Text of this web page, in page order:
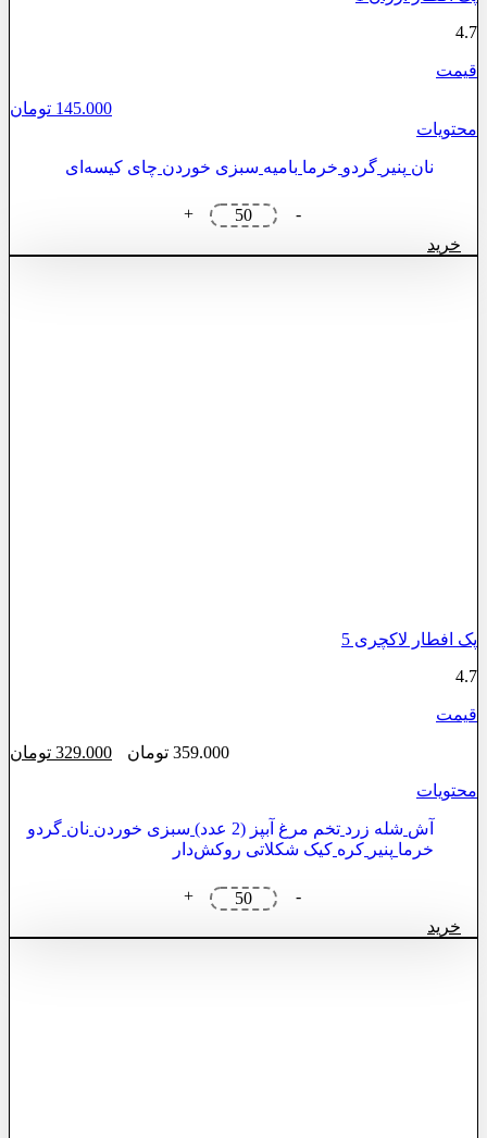
4.7
قیمت
145.000 تومان
محتویات
نان پنیر گردو خرما بامیه سبزی خوردن چای کیسه‌ای
-
پک
افطار
+
خرید
پک افطار لاکچری 5
4.7
قیمت
359.000 تومان
قیمت
329.000 تومان
محتویات
آش شله زرد تخم مرغ آبپز (2 عدد) سبزی خوردن نان گردو
خرما پنیر کره کیک شکلاتی روکش‌دار
-
پک
افطار
+
خرید